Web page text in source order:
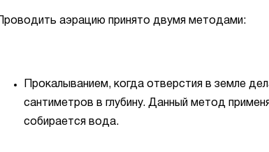
Проводить аэрацию принято двумя методами:
Прокалыванием, когда отверстия в земле
сантиметров в глубину. Данный метод
собирается вода.